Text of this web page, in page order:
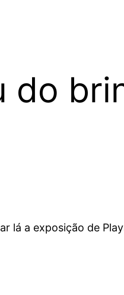
do
lá a exposição de